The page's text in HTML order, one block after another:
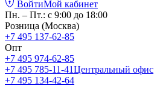
ВойтиМой кабинет
Пн. – Пт.: с 9:00 до 18:00
Розница (Москва)
+7 495 137-62-85
Опт
+7 495 974-62-85
+7 495 785-11-41Центральный офис
+7 495 134-42-64